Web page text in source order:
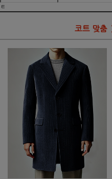
ㅌ
코트 맞춤